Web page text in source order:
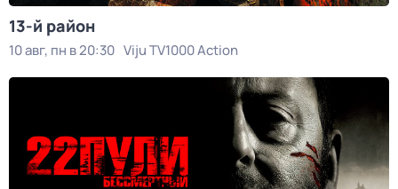
13-й район
10 авг, пн в 20:30 Viju TV1000 Action